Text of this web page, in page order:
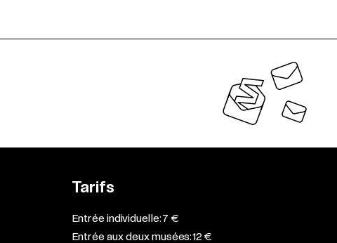
Tarifs
Entrée individuelle: 7 €
Entrée aux deux musées: 12 €